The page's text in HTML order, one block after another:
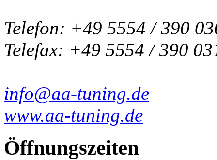
Telefon: +49 5554 / 390
Telefax: +49 5554 / 390
info@aa-tuning.de
www.aa-tuning.de
Öffnungszeiten